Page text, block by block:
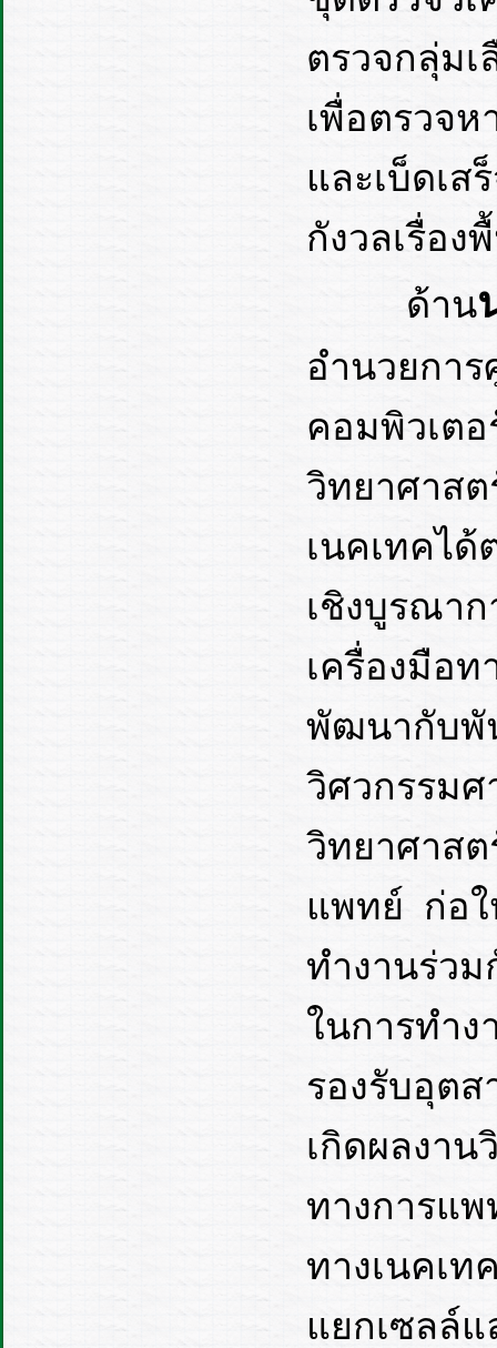
ตรวจกลุ่มเ
เพื่อตรวจห
และเบ็ดเ
กังวลเรื่อ
ด้าน
อำนวยกา
คอมพิวเต
วิทยาศาสต
เนคเทคไ
เชิงบูรณาก
เครื่องมือท
พัฒนากับพั
วิศวกรรมศ
วิทยาศาสต
แพทย์ ก่อใ
ทำงานร่ว
ในการทำง
รองรับอุต
เกิดผลงา
ทางการแ
ทางเนคเ
แยกเซลล์แ